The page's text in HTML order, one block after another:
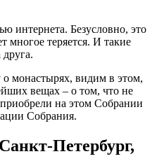
интернета. Безусловно, это
многое теряется. И такие
монастырях, видим в этом,
вещах – о том, что не
на этом Собрании
Собрания.
Петербург,